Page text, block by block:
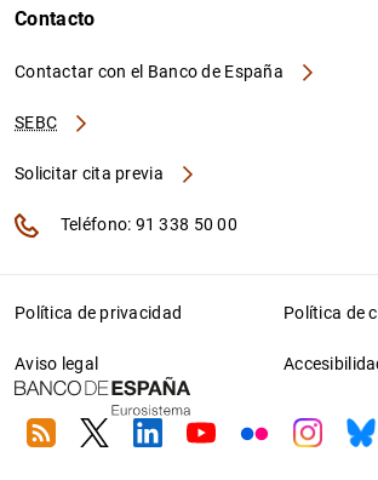
Contacto
Contactar con el Banco de España
SEBC
Solicitar cita previa
Teléfono: 91 338 50 00
Política de privacidad Política de
Aviso legal
RSS TwitterLinkedin
YoutubeFlickr